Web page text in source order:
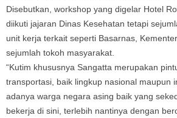
Disebutkan, workshop yang digelar Hotel
diikuti jajaran Dinas Kesehatan tetapi
unit kerja terkait seperti Basarnas,
sejumlah tokoh masyarakat.
“Kutim khususnya Sangatta merupakan
transportasi, baik lingkup nasional maupun
adanya warga negara asing baik yang
bekerja di sini, terlebih nantinya dengan